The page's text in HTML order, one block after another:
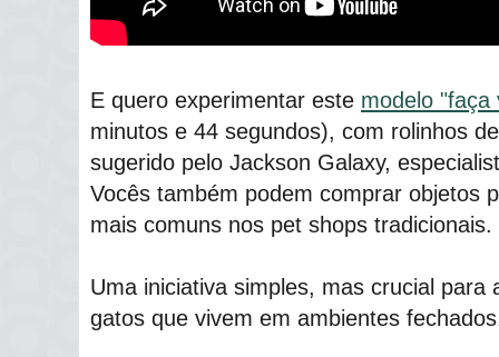
E quero experimentar este modelo "faça
minutos e 44 segundos), com rolinhos
sugerido pelo Jackson Galaxy,
Vocês também podem comprar objetos
mais comuns nos pet shops tradicionais.
Uma iniciativa simples, mas crucial para
gatos que vivem em ambientes